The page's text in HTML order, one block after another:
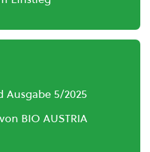
Ausgabe 5/2025
BIO AUSTRIA